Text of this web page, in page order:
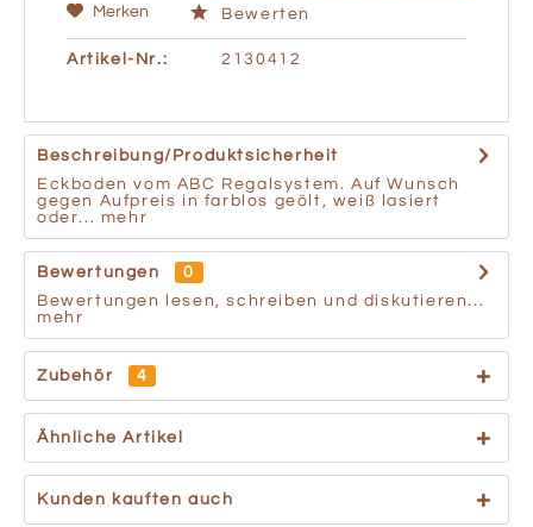
Merken Bewerten
Artikel-Nr.: 2130412
Beschreibung/Produktsicherheit
Eckboden vom ABC Regalsystem. Auf Wunsch
gegen Aufpreis in farblos geölt, weiß lasiert
oder... mehr
Bewertungen
0
Bewertungen lesen, schreiben und diskutieren...
mehr
Zubehör 4
Ähnliche Artikel
Kunden kauften auch